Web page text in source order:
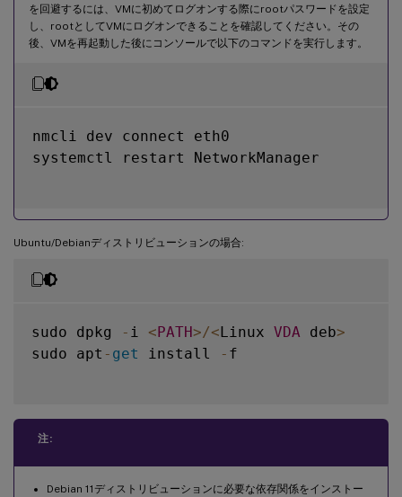
を回避するには、VMに初めてログオンする際にrootパスワードを設定
し、rootとしてVMにログオンできることを確認してください。その
後、VMを再起動した後にコンソールで以下のコマンドを実行します。
nmcli dev connect eth0
systemctl restart NetworkManager
Ubuntu/Debianディストリビューションの場合:
sudo dpkg - i < PATH>/< Linux VDA deb>
sudo apt - get install - f
注:
Debian 11ディストリビューションに必要な依存関係をインストー